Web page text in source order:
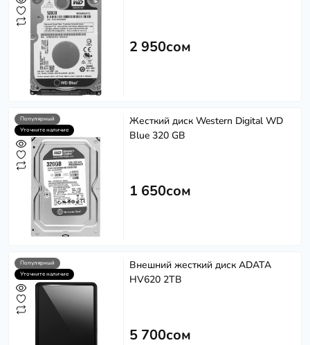
2 950сом
Популярный
Уточните наличие
Жесткий диск Western Digital WD
Blue 320 GB
1 650сом
Популярный
Уточните наличие
Внешний жесткий диск ADATA
HV620 2TB
5 700сом